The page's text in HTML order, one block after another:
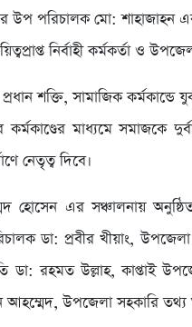
উপ পরিচালক মো: শাহাজাহন
নির্বাহী কর্মকর্তা ও
শক্তি, সামাজিক
মাধ্যমে সমাজকে
নেতৃত্ব দিবে।
হোসেন এর সঞ্চালনায়
ডা: প্রবীর খীয়াং,
ডা: রহমত উল্লাহ, কাপ্তাই
উপজেলা সহকারি